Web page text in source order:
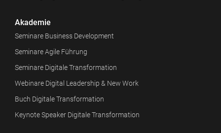
Akademie
Seminare Business Development
Seminare Agile Führung
Seminare Digitale Transformation
Webinare Digital Leadership & New Work
Buch Digitale Transformation
Keynote Speaker Digitale Transformation